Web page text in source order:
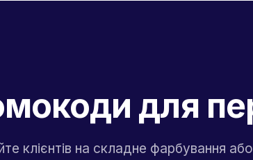
для
клієнтів на складне фарбування